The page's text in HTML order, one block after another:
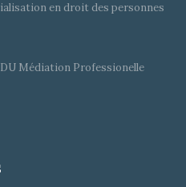
en droit des personnes
Médiation Professionelle